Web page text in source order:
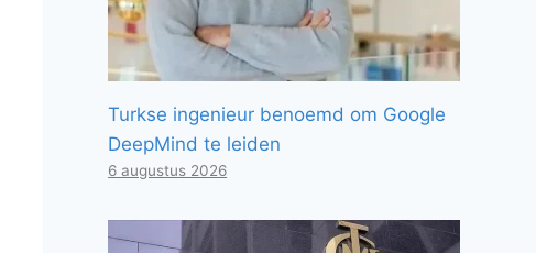
Turkse ingenieur benoemd om Google
DeepMind te leiden
6 augustus 2026